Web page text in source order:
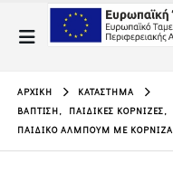
ΑΡΧΙΚΉ
ΚΑΤΆΣΤΗΜΑ
ΒΆΠΤΙΣΗ, ΠΑΙΔΙΚΈΣ ΚΟΡΝΊΖΕΣ,
ΠΑΙΔΙΚΌ ΆΛΜΠΟΥΜ ΜΕ ΚΟΡΝΊΖΑ